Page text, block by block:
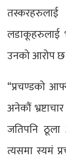
लडाकूहरुलाई
उनको आरोप छ
“प्रचण्डको
अनेकौं
जतिपनि ठूला
त्यसमा स्यमं